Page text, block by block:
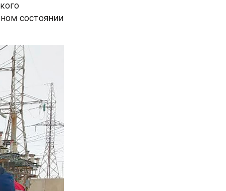
состоянии